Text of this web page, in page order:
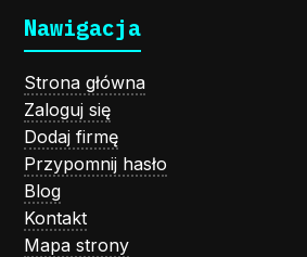
Nawigacja
Strona główna
Zaloguj się
Dodaj firmę
Przypomnij hasło
Blog
Kontakt
Mapa strony